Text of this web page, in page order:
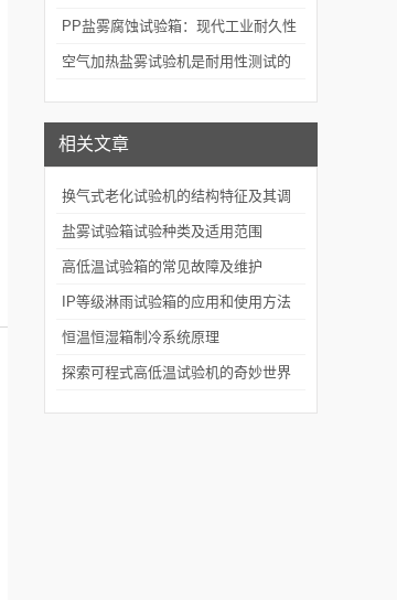
模拟海洋腐蚀环境？
PP盐雾腐蚀试验箱：现代工业耐久性
评价的关键技术装备
空气加热盐雾试验机是耐用性测试的
相关文章
换气式老化试验机的结构特征及其调
节系统
盐雾试验箱试验种类及适用范围
高低温试验箱的常见故障及维护
IP等级淋雨试验箱的应用和使用方法
恒温恒湿箱制冷系统原理
探索可程式高低温试验机的奇妙世界